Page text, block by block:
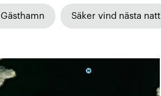
Gästhamn Säker vind nästa natt